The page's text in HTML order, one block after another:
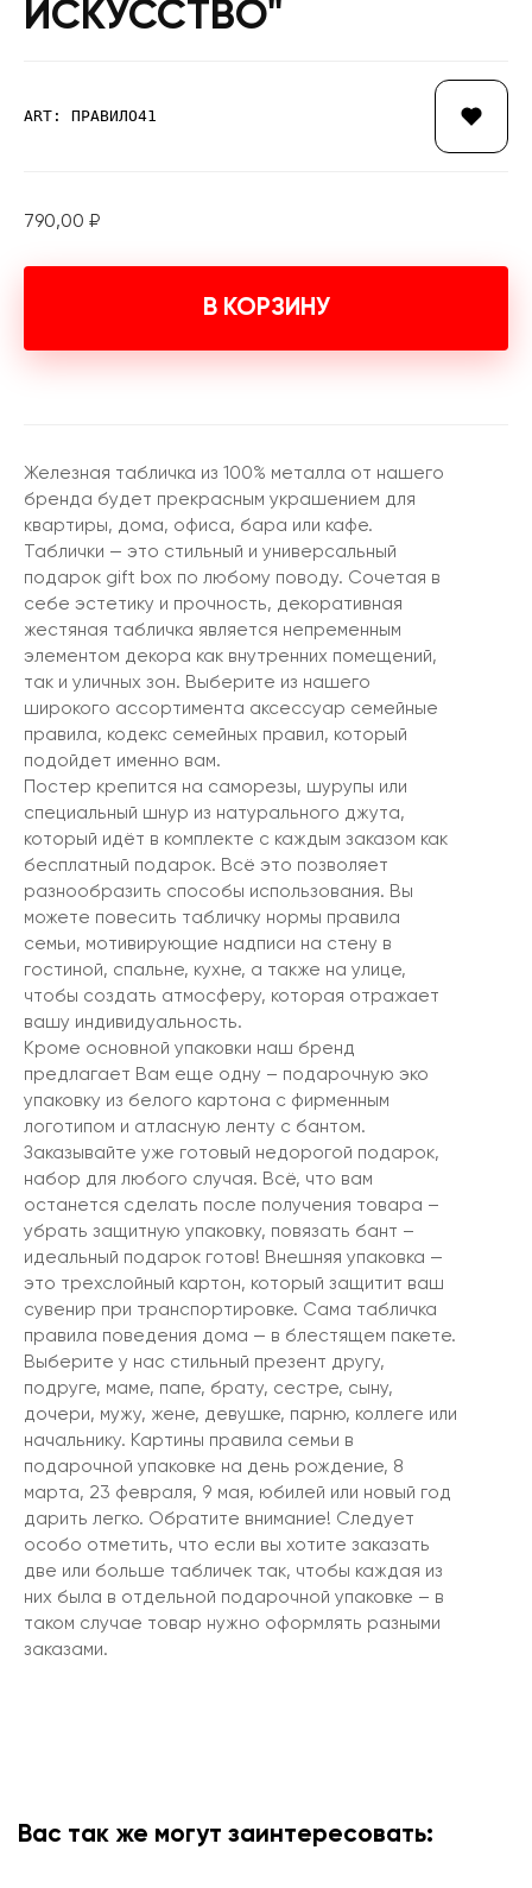
ИСКУССТВО"
ART: ПРАВИЛО41
790,00 ₽
В КОРЗИНУ
Железная табличка из 100% металла от нашего
бренда будет прекрасным украшением для
квартиры, дома, офиса, бара или кафе.
Таблички — это стильный и универсальный
подарок gift box по любому поводу. Сочетая в
себе эстетику и прочность, декоративная
жестяная табличка является непременным
элементом декора как внутренних помещений,
так и уличных зон. Выберите из нашего
широкого ассортимента аксессуар семейные
правила, кодекс семейных правил, который
подойдет именно вам.
Постер крепится на саморезы, шурупы или
специальный шнур из натурального джута,
который идёт в комплекте с каждым заказом как
бесплатный подарок. Всё это позволяет
разнообразить способы использования. Вы
можете повесить табличку нормы правила
семьи, мотивирующие надписи на стену в
гостиной, спальне, кухне, а также на улице,
чтобы создать атмосферу, которая отражает
вашу индивидуальность.
Кроме основной упаковки наш бренд
предлагает Вам еще одну – подарочную эко
упаковку из белого картона с фирменным
логотипом и атласную ленту с бантом.
Заказывайте уже готовый недорогой подарок,
набор для любого случая. Всё, что вам
останется сделать после получения товара –
убрать защитную упаковку, повязать бант –
идеальный подарок готов! Внешняя упаковка —
это трехслойный картон, который защитит ваш
сувенир при транспортировке. Сама табличка
правила поведения дома — в блестящем пакете.
Выберите у нас стильный презент другу,
подруге, маме, папе, брату, сестре, сыну,
дочери, мужу, жене, девушке, парню, коллеге или
начальнику. Картины правила семьи в
подарочной упаковке на день рождение, 8
марта, 23 февраля, 9 мая, юбилей или новый год
дарить легко. Обратите внимание! Следует
особо отметить, что если вы хотите заказать
две или больше табличек так, чтобы каждая из
них была в отдельной подарочной упаковке – в
таком случае товар нужно оформлять разными
заказами.
Вас так же могут заинтересовать: